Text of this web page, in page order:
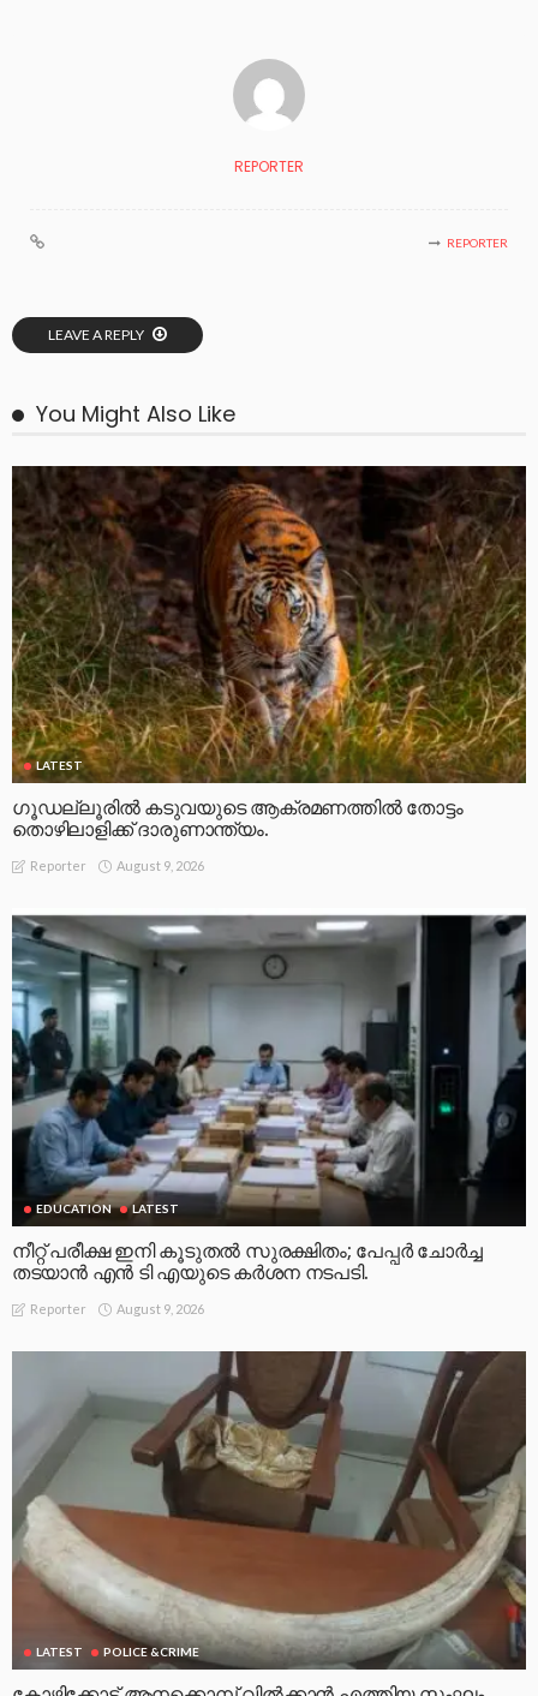
REPORTER
REPORTER
LEAVE A REPLY
You Might Also Like
LATEST
ഗൂഡല്ലൂരിൽ കടുവയുടെ ആക്രമണത്തിൽ തോട്ടം
തൊഴിലാളിക്ക് ദാരുണാന്ത്യം.
Reporter August 9, 2026
EDUCATION LATEST
നീറ്റ് പരീക്ഷ ഇനി കൂടുതൽ സുരക്ഷിതം; പേപ്പർ ചോർച്ച
തടയാൻ എൻ ടി എയുടെ കർശന നടപടി.
Reporter August 9, 2026
LATEST POLICE &CRIME